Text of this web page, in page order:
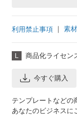
利用禁止事項 ｜ 素
L 商品化ライセン
今すぐ購入
テンプレートなどの
あなたのビジネスに